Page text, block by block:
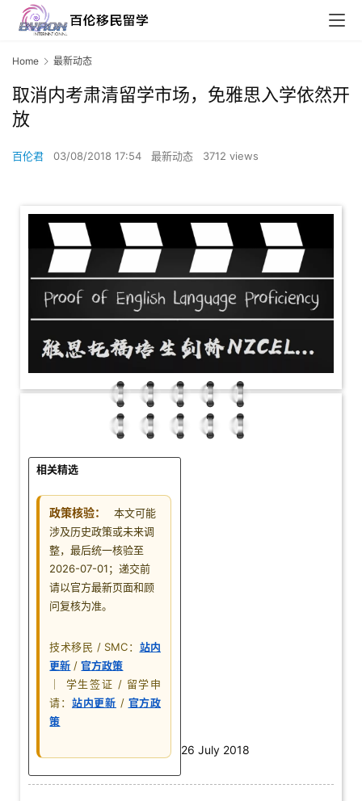
Home 最新动态
取消内考肃清留学市场，免雅思入学依然开
放
百伦君 03/08/2018 17:54 最新动态 3712 views
相关精选
政策核验：
本文可能
涉及历史政策或未来调
整，最后统一核验至
2026-07-01；递交前
请以官方最新页面和顾
问复核为准。
技术移民 / SMC： 站内
更新 /官方政策
｜ 学生签证 / 留学申
请： 站内更新 / 官方政
策
26 July 2018